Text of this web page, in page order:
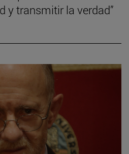
y transmitir la verdad”